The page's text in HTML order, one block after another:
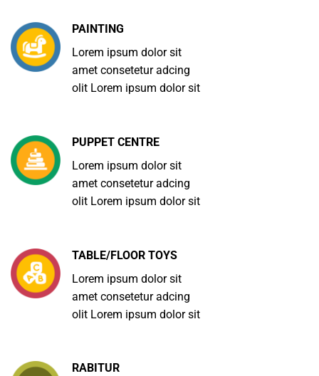
PAINTING
Lorem ipsum dolor sit
amet consetetur adcing
olit Lorem ipsum dolor sit
PUPPET CENTRE
Lorem ipsum dolor sit
amet consetetur adcing
olit Lorem ipsum dolor sit
TABLE/FLOOR TOYS
Lorem ipsum dolor sit
amet consetetur adcing
olit Lorem ipsum dolor sit
RABITUR